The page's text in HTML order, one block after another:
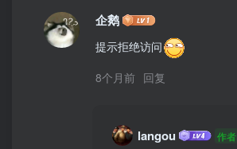
企鹅
提示拒绝访问
8个月前 回复
langou 作者